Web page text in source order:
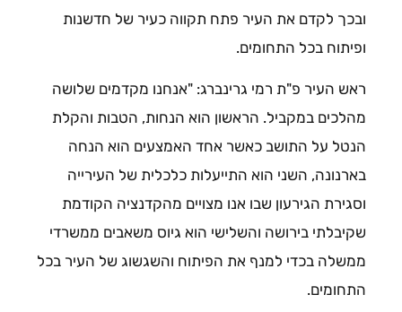
ובכך לקדם את העיר פתח תקווה כעיר של חדשנות
ופיתוח בכל התחומים.
ראש העיר פ"ת רמי גרינברג: "אנחנו מקדמים שלושה
מהלכים במקביל. הראשון הוא הנחות, הטבות והקלת
הנטל על התושב כאשר אחד האמצעים הוא הנחה
בארנונה, השני הוא התייעלות כלכלית של העירייה
וסגירת הגירעון שבו אנו מצויים מהקדנציה הקודמת
שקיבלתי בירושה והשלישי הוא גיוס משאבים ממשרדי
ממשלה בכדי למנף את הפיתוח והשגשוג של העיר בכל
התחומים.